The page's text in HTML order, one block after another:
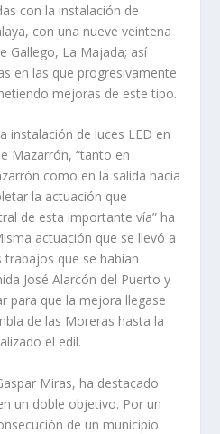
con la instalación de
con una nueve veintena
Gallego, La Majada; así
en las que progresivamente
mejoras de este tipo.
instalación de luces LED en
Mazarrón, “tanto en
como en la salida hacia
la actuación que
de esta importante vía” ha
actuación que se llevó a
trabajos que se habían
José Alarcón del Puerto y
para que la mejora llegase
de las Moreras hasta la
el edil.
Miras, ha destacado
un doble objetivo. Por un
de un municipio